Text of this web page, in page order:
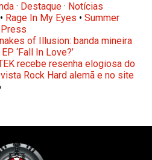
· Destaque · Notícias
• Rage In My Eyes •Summer
of Illusion: banda mineira
‘Fall In Love?’
recebe resenha elogiosa do
Rock Hard alemã e no site